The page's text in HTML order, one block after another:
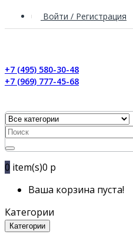
Войти / Регистрация
+7 (495) 580-30-48
+7 (969) 777-45-68
0 item(s)0 р
Ваша корзина пуста!
Категории
Категории